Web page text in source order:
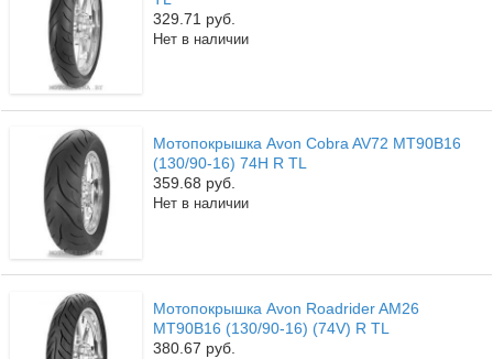
329.71 руб.
Нет в наличии
Мотопокрышка Avon Cobra AV72 MT90B16
(130/90-16) 74H R TL
359.68 руб.
Нет в наличии
Мотопокрышка Avon Roadrider AM26
MT90B16 (130/90-16) (74V) R TL
380.67 руб.